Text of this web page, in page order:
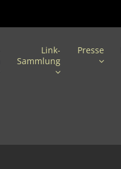
Link-
Sammlung
Presse